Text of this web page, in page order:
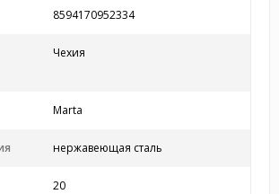
8594170952334
Чехия
Marta
нержавеющая сталь
20